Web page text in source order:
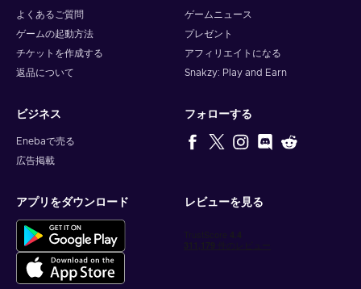
よくあるご質問
ゲームの起動方法
チケットを作成する
返品について
ゲームニュース
プレゼント
アフィリエイトになる
Snakzy: Play and Earn
ビジネス
Enebaで売る
広告掲載
フォローする
アプリをダウンロード レビューを見る